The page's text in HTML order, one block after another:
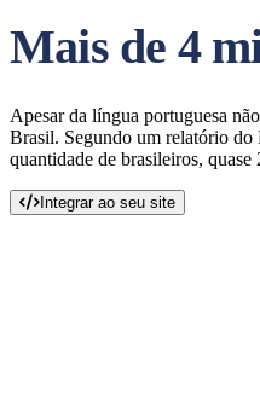
Mais de 4
Apesar da língua portuguesa
Brasil. Segundo um relatório do
quantidade de brasileiros,
Integrar ao seu site